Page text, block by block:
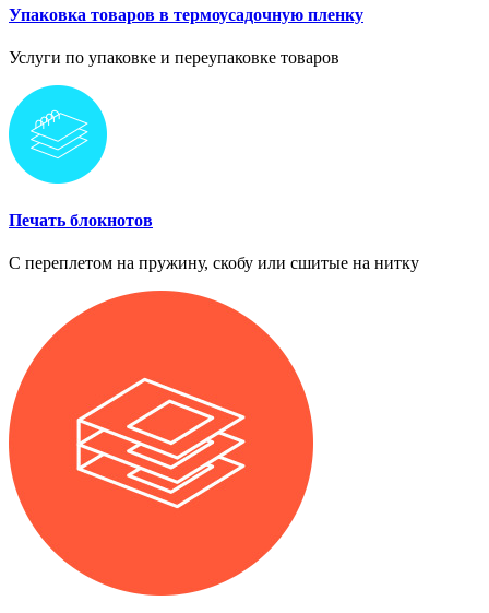
Упаковка товаров в термоусадочную пленку
Услуги по упаковке и переупаковке товаров
Печать блокнотов
С переплетом на пружину, скобу или сшитые на нитку